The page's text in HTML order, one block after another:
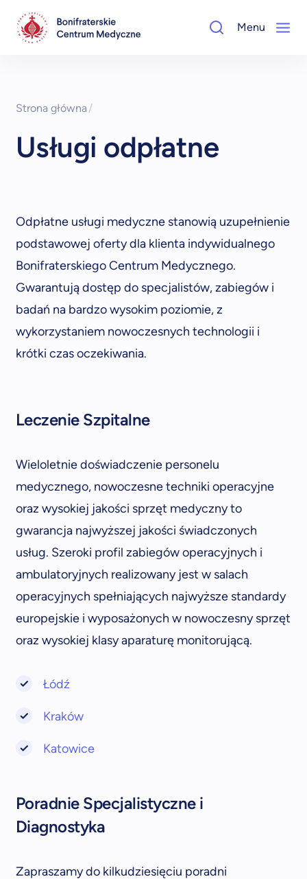
Menu
Strona główna/
Usługi odpłatne
Odpłatne usługi medyczne stanowią uzupełnienie
podstawowej oferty dla klienta indywidualnego
Bonifraterskiego Centrum Medycznego.
Gwarantują dostęp do specjalistów, zabiegów i
badań na bardzo wysokim poziomie, z
wykorzystaniem nowoczesnych technologii i
krótki czas oczekiwania.
Leczenie Szpitalne
Wieloletnie doświadczenie personelu
medycznego, nowoczesne techniki operacyjne
oraz wysokiej jakości sprzęt medyczny to
gwarancja najwyższej jakości świadczonych
usług. Szeroki profil zabiegów operacyjnych i
ambulatoryjnych realizowany jest w salach
operacyjnych spełniających najwyższe standardy
europejskie i wyposażonych w nowoczesny sprzęt
oraz wysokiej klasy aparaturę monitorującą.
Łódź
Kraków
Katowice
Poradnie Specjalistyczne i
Diagnostyka
Zapraszamy do kilkudziesięciu poradni